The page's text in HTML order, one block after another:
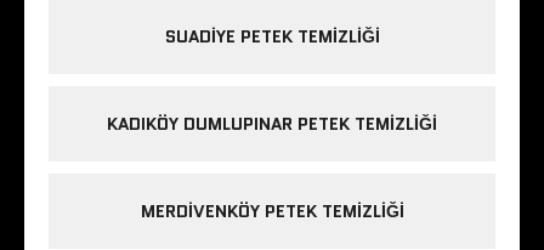
SUADIYE PETEK TEMIZLIĞI
KADIKÖY DUMLUPINAR PETEK TEMIZLIĞI
MERDIVENKÖY PETEK TEMIZLIĞI